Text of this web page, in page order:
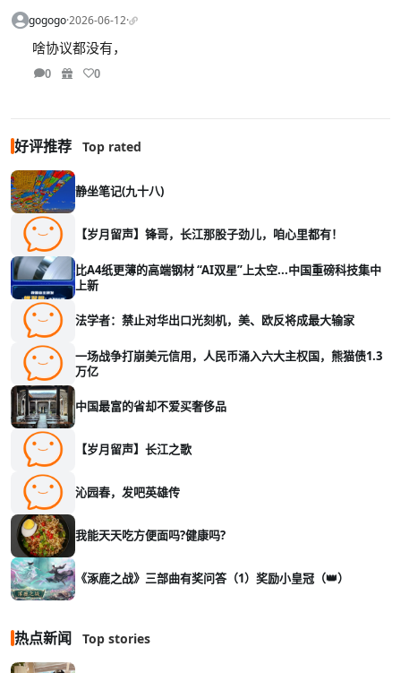
gogogo·2026-06-12·
啥协议都没有，
0 0
好评推荐 Top rated
静坐笔记(九十八)
【岁月留声】锋哥，长江那股子劲儿，咱心里都有！
比A4纸更薄的高端钢材 “AI双星”上太空...中国重磅科技集中
上新
法学者：禁止对华出口光刻机，美、欧反将成最大输家
一场战争打崩美元信用，人民币涌入六大主权国，熊猫债1.3
万亿
中国最富的省却不爱买奢侈品
【岁月留声】长江之歌
沁园春，发吧英雄传
我能天天吃方便面吗?健康吗?
《涿鹿之战》三部曲有奖问答（1）奖励小皇冠（👑）
热点新闻 Top stories